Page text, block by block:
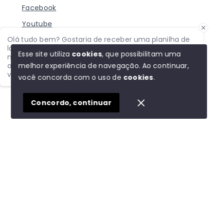
Olá tudo bem? Gostaria de receber uma planilha de
lançamentos com TODOS os principais lançamentos
na planta, do seu interesse? Me chama aqui! Vou te
apresentar o mercado imobiliário como você nunca
viu!
Facebook
Youtube
TikTok
© Copyright 2026 - Alexandre Aprígio Imóveis - Todos
SITE PARA IMOBILIARIA
Esse site utiliza cookies, que possibilitam uma
melhor experiência de navegação.Ao continuar,
você concorda com o uso de cookies.
Concordo, continuar